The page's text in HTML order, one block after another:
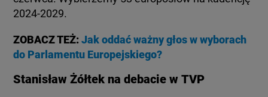
2024-2029.
ZOBACZ TEŻ:Jak oddać ważny głos w wyborach
do Parlamentu Europejskiego?
Stanisław Żółtek na debacie w TVP
PROGRAMY